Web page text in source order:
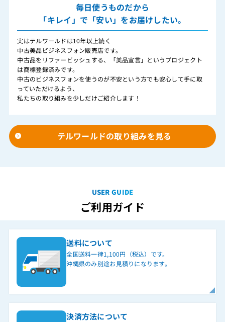
毎日使うものだから
「キレイ」で「安い」をお届けしたい。
実はテルワールドは10年以上続く
中古美品ビジネスフォン販売店です。
中古品をリファービッシュする、「美品宣言」というプロジェクト
は商標登録済みです。
中古のビジネスフォンを使うのが不安という方でも安心して手に取
っていただけるよう、
私たちの取り組みを少しだけご紹介します！
テルワールドの取り組みを見る
USER GUIDE
ご利用ガイド
送料について
全国送料一律1,100円（税込）です。
沖縄県のみ別途お見積りになります。
決済方法について